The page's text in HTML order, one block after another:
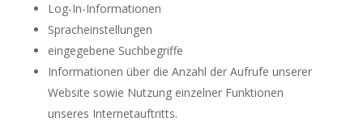
Log-In-Informationen
Spracheinstellungen
eingegebene Suchbegriffe
Informationen über die Anzahl der Aufrufe unserer
Website sowie Nutzung einzelner Funktionen
unseres Internetauftritts.